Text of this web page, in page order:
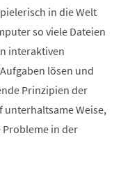
in die Welt
so viele Dateien
interaktiven
lösen und
Prinzipien der
Weise,
in der